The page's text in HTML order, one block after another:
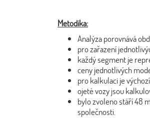
Metodika:
Analýza porovnává
pro zařazení
každý segment je
ceny jednotlivých
pro kalkulaci je
ojeté vozy jsou
bylo zvoleno stáří 48
společnosti.